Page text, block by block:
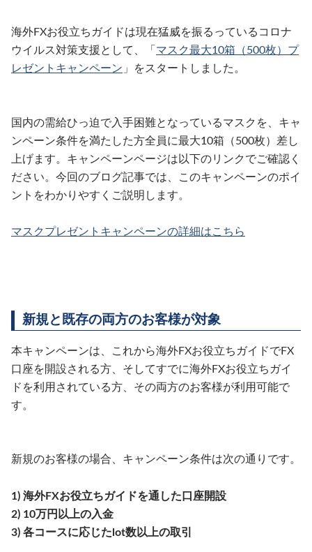
海外FXお役立ちガイドは現在猛威を振るっているコロナ
ウイルス対策支援として、「 マスク最大10箱（500枚）プ
レゼントキャンペーン 」をスタートしました。
国内の需給ひっ迫で入手困難となっているマスクを、キャ
ンペーン条件を満たした方全員に最大10箱（500枚）差し
上げます。キャンペーンページは以下のリンクでご確認く
ださい。今回のブログ記事では、このキャンペーンのポイ
ントをわかりやすくご説明します。
マスクプレゼントキャンペーンの詳細はこちら
新規と既存の両方のお客様が対象
本キャンペーンは、これから海外FXお役立ちガイドでFX
口座を開設される方、そしてすでに海外FXお役立ちガイ
ドを利用されている方、その両方のお客様が利用可能で
す。
新規のお客様の場合、キャンペーン条件は次の通りです。
1) 海外FXお役立ちガイドを通した口座開設
2) 10万円以上の入金
3) 各コースに応じたlot数以上の取引